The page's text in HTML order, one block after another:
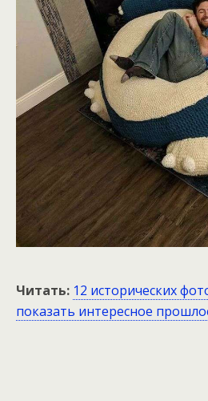
Читать: 12 исторических
показать интересное